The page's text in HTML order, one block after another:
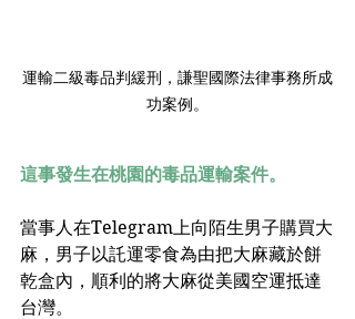
運輸二級毒品判緩刑，謙聖國際法律事務所成
功案例。
這事發生在桃園的毒品運輸案件。
當事人在Telegram上向陌生男子購買大
麻，男子以託運零食為由把大麻藏於餅
乾盒內，順利的將大麻從美國空運抵達
台灣。